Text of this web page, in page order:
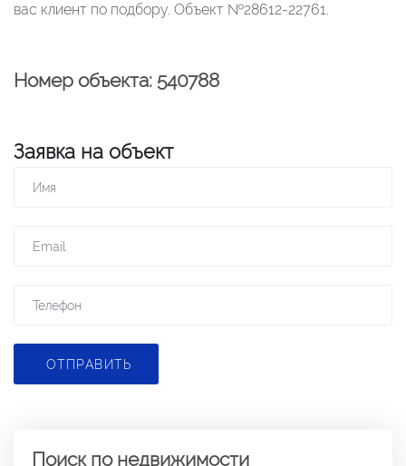
вас клиент по подбору. Объект №28612-22761.
Номер объекта: 540788
Заявка на объект
ОТПРАВИТЬ
Поиск по недвижимости